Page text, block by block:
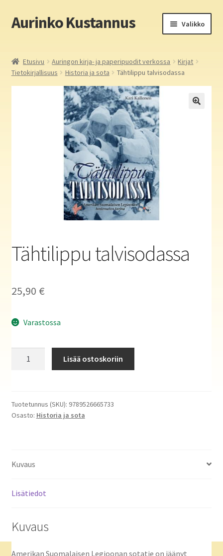
Siirry
navigointiin
Siirry
sisältöön
Aurinko Kustannus Valikko
Yritys
Aurinko Kustannus: kirjat
Auringon kirja- ja paperipuodit verkossa
Etusivu Auringon kirja- ja paperipuodit verkossa
Kirjat
Tietokirjallisuus
Historia ja sota Tähtilippu talvisodassa
Tähtilippu talvisodassa
25,90 €
Varastossa
Lisää ostoskoriin
Tuotetunnus (SKU): 9789526665733
Osasto: Historia ja sota
Kuvaus
Lisätiedot
Kuvaus
Amerikan Suomalaisen Legioonan sotatie on jäänyt